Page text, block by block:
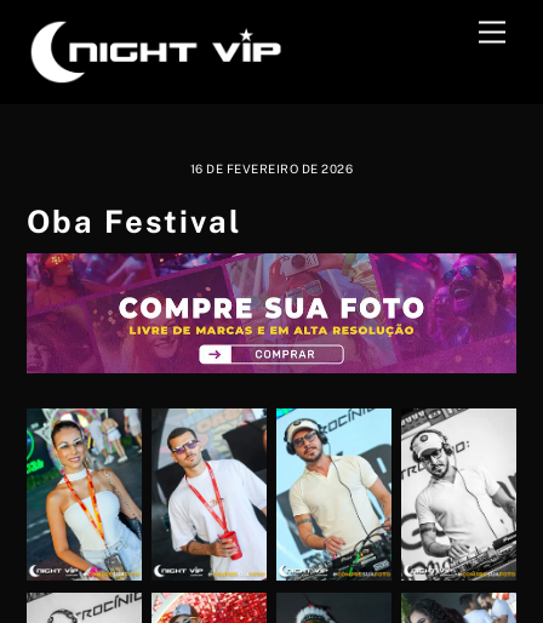
content
16 DE FEVEREIRO DE 2026
Oba Festival